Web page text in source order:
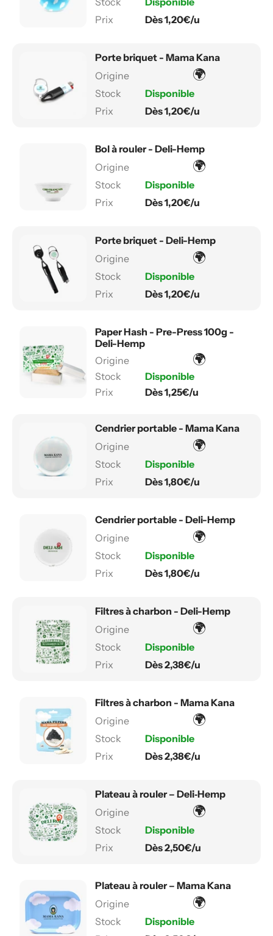
Dès 1,20€/u
Porte briquet - Mama Kana
🌍
Disponible
Dès 1,20€/u
Bol à rouler - Deli-Hemp
🌍
Disponible
Dès 1,20€/u
Porte briquet - Deli-Hemp
🌍
Disponible
Dès 1,20€/u
Paper Hash - Pre-Press 100g -
Deli-Hemp
🌍
Disponible
Dès 1,25€/u
Cendrier portable - Mama Kana
🌍
Disponible
Dès 1,80€/u
Cendrier portable - Deli-Hemp
🌍
Disponible
Dès 1,80€/u
Filtres à charbon - Deli-Hemp
🌍
Disponible
Dès 2,38€/u
Filtres à charbon - Mama Kana
🌍
Disponible
Dès 2,38€/u
Plateau à rouler – Deli‑Hemp
🌍
Disponible
Dès 2,50€/u
Plateau à rouler – Mama Kana
🌍
Disponible